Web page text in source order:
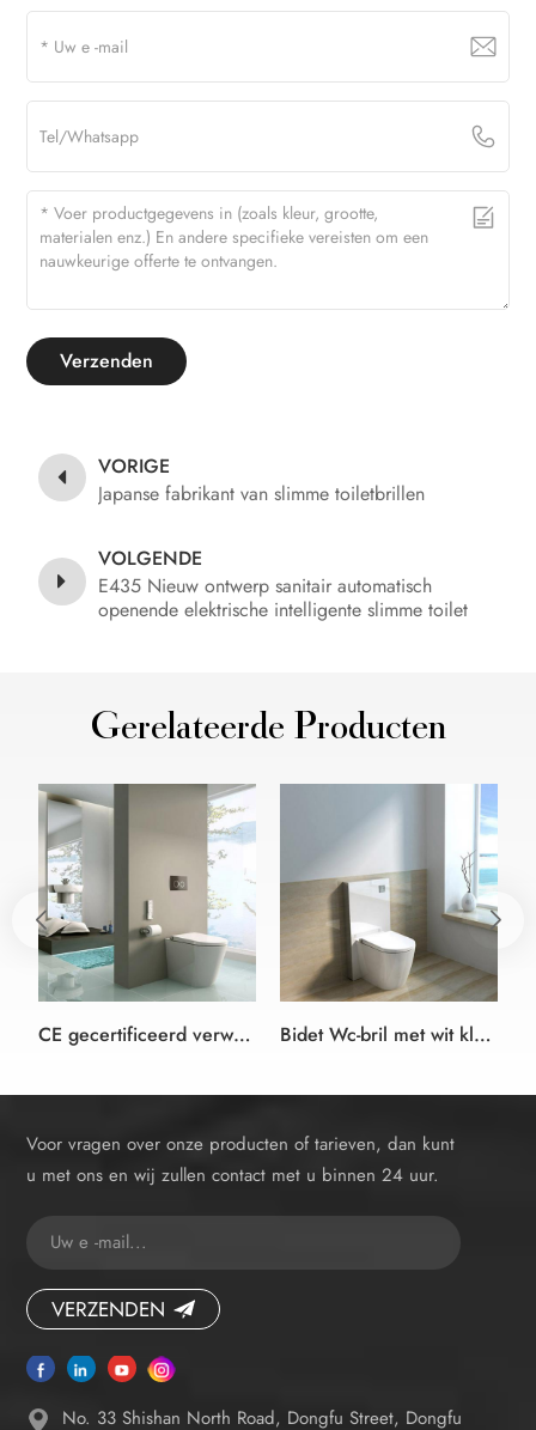
Verzenden
VORIGE
Japanse fabrikant van slimme toiletbrillen
VOLGENDE
E435 Nieuw ontwerp sanitair automatisch
openende elektrische intelligente slimme toilet
Gerelateerde Producten
CE gecertificeerd verwarmd elektrische bidet wc-bril badkamer oplossingen met een verborgen put Bidet Wc-bril met wit kleur Kast put
Voor vragen over onze producten of tarieven, dan kunt
u met ons en wij zullen contact met u binnen 24 uur.
VERZENDEN
No. 33 Shishan North Road, Dongfu Street, Dongfu